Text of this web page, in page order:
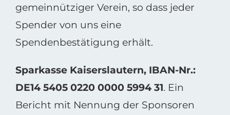
gemeinnütziger Verein, so dass jeder
Spender von uns eine
Spendenbestätigung erhält.
Sparkasse Kaiserslautern, IBAN-Nr.:
DE14 5405 0220 0000 5994 31. Ein
Bericht mit Nennung der Sponsoren